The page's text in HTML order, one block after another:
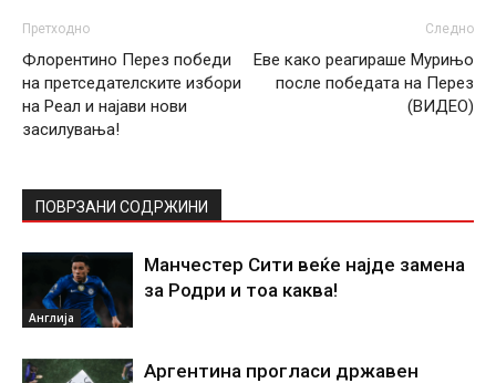
Претходно
Флорентино Перез победи
на претседателските избори
на Реал и најави нови
засилувања!
Следно
Еве како реагираше Мурињо
после победата на Перез
(ВИДЕО)
ПОВРЗАНИ СОДРЖИНИ
Англија
Манчестер Сити веќе најде замена
за Родри и тоа каква!
Аргентина прогласи државен